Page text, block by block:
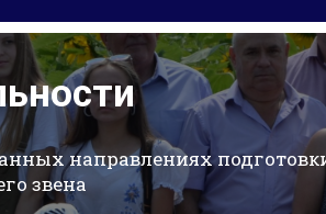
направлениях
звена